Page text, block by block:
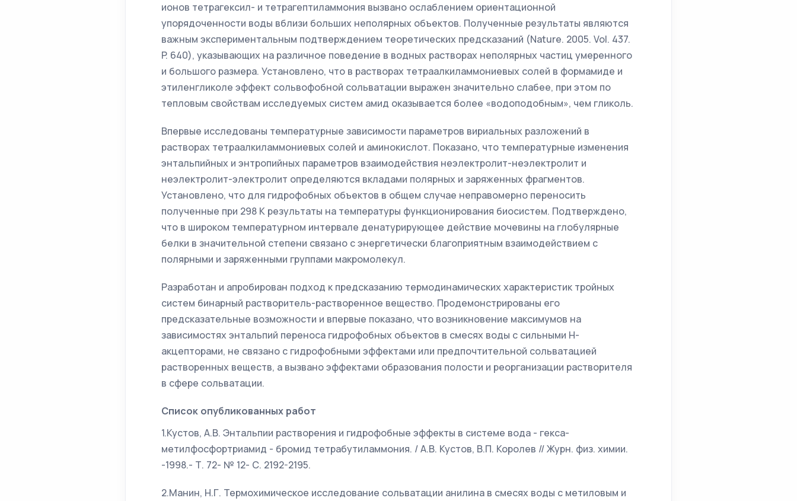
ионов тетрагексил- и тетрагептиламмония вызвано ослаблением ориентационной
упорядоченности воды вблизи больших неполярных объектов. Полученные результаты являются
важным экспериментальным подтверждением теоретических предсказаний (Nature. 2005. Vol. 437.
P. 640), указывающих на различное поведение в водных растворах неполярных частиц умеренного
и большого размера. Установлено, что в растворах тетраалкиламмониевых солей в формамиде и
этиленгликоле эффект сольвофобной сольватации выражен значительно слабее, при этом по
тепловым свойствам исследуемых систем амид оказывается более «водоподобным», чем гликоль.
Впервые исследованы температурные зависимости параметров вириальных разложений в
растворах тетраалкиламмониевых солей и аминокислот. Показано, что температурные изменения
энтальпийных и энтропийных параметров взаимодействия неэлектролит-неэлектролит и
неэлектролит-электролит определяются вкладами полярных и заряженных фрагментов.
Установлено, что для гидрофобных объектов в общем случае неправомерно переносить
полученные при 298 К результаты на температуры функционирования биосистем. Подтверждено,
что в широком температурном интервале денатурирующее действие мочевины на глобулярные
белки в значительной степени связано с энергетически благоприятным взаимодействием с
полярными и заряженными группами макромолекул.
Разработан и апробирован подход к предсказанию термодинамических характеристик тройных
систем бинарный растворитель-растворенное вещество. Продемонстрированы его
предсказательные возможности и впервые показано, что возникновение максимумов на
зависимостях энтальпий переноса гидрофобных объектов в смесях воды с сильными Н-
акцепторами, не связано с гидрофобными эффектами или предпочтительной сольватацией
растворенных веществ, а вызвано эффектами образования полости и реорганизации растворителя
в сфере сольватации.
Список опубликованных работ
1.Кустов, А.В. Энтальпии растворения и гидрофобные эффекты в системе вода - гекса-
метилфосфортриамид - бромид тетрабутиламмония. / А.В. Кустов, В.П. Королев // Журн. физ. химии.
-1998.- Т. 72- № 12- С. 2192-2195.
2.Манин, Н.Г. Термохимическое исследование сольватации анилина в смесях воды с метиловым и